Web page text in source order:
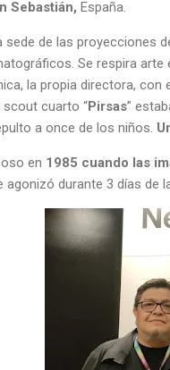
Sebastián, España.
sede de las proyecciones
Se respira
la propia directora,
cuarto “Pirsas”
a once de los niños.
en 1985 cuando las
agonizó durante 3 días de